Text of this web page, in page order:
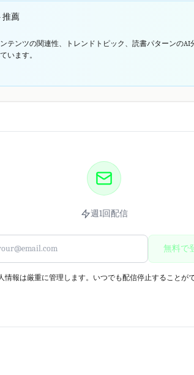
推薦
テンツの関連性、トレンドトピック、読書パターンの
います。
週1回配信
無料で
情報は厳重に管理します。いつでも配信停止することが